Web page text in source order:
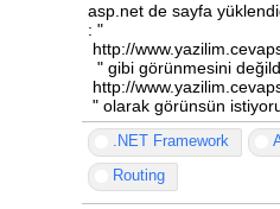
asp.net de sayfa
: "
http://
" gibi görünmesini
http://
" olarak görünsün
.NET Framework
Routing